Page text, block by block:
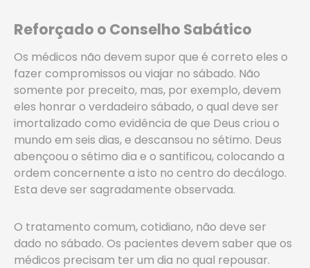
Reforçado o Conselho Sabático
Os médicos não devem supor que é correto eles o
fazer compromissos ou viajar no sábado. Não
somente por preceito, mas, por exemplo, devem
eles honrar o verdadeiro sábado, o qual deve ser
imortalizado como evidência de que Deus criou o
mundo em seis dias, e descansou no sétimo. Deus
abençoou o sétimo dia e o santificou, colocando a
ordem concernente a isto no centro do decálogo.
Esta deve ser sagradamente observada.
O tratamento comum, cotidiano, não deve ser
dado no sábado. Os pacientes devem saber que os
médicos precisam ter um dia no qual repousar.